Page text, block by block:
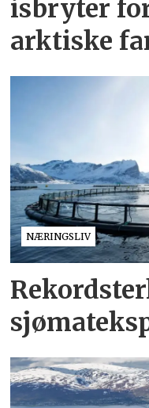
isbryter
arktiske
NÆRINGSLIV